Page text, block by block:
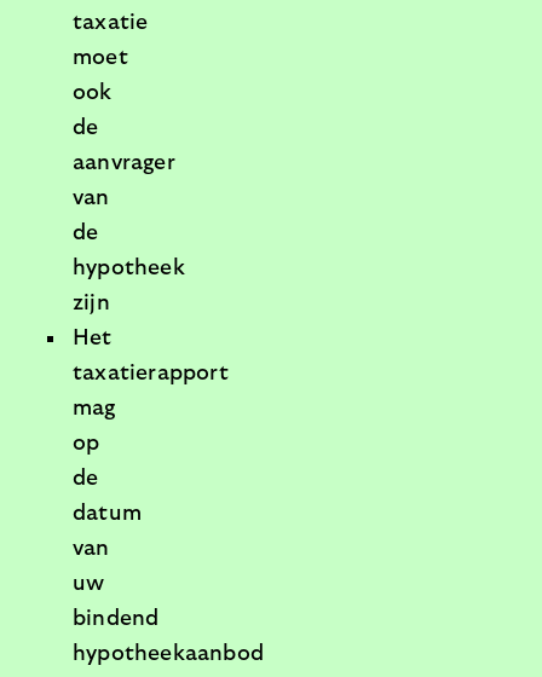
taxatie
moet
ook
de
aanvrager
van
de
hypotheek
zijn
Het
taxatierapport
mag
op
de
datum
van
uw
bindend
hypotheekaanbod